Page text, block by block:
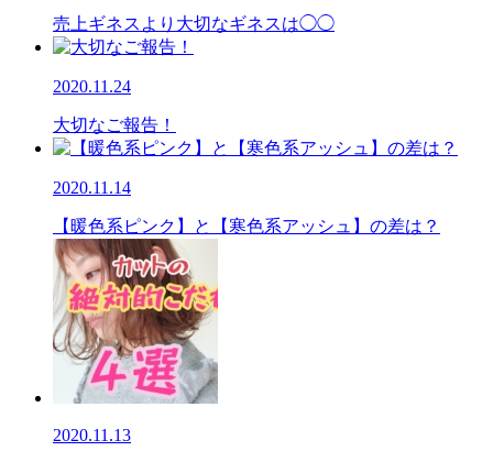
売上ギネスより大切なギネスは◯◯
2020.11.24
大切なご報告！
2020.11.14
【暖色系ピンク】と【寒色系アッシュ】の差は？
2020.11.13